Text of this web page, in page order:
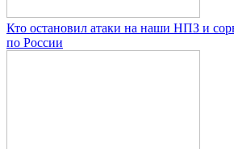
Кто остановил атаки на наши НПЗ и
по России